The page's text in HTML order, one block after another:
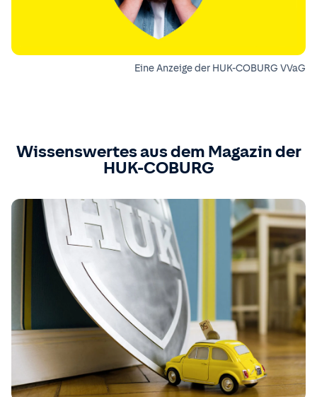
Eine Anzeige der HUK-COBURG VVaG
Wissenswertes aus dem Magazin der
HUK-COBURG